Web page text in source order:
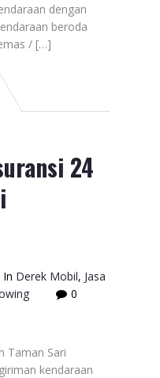
dengan
beroda
/ […]
24
In Derek Mobil, Jasa
0
Taman Sari
kendaraan